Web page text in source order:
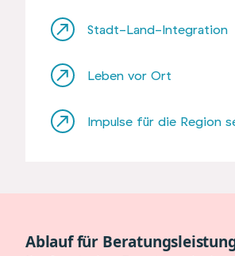
Stadt-Land-Integration
Leben vor Ort
Impulse für die Region
Ablauf für